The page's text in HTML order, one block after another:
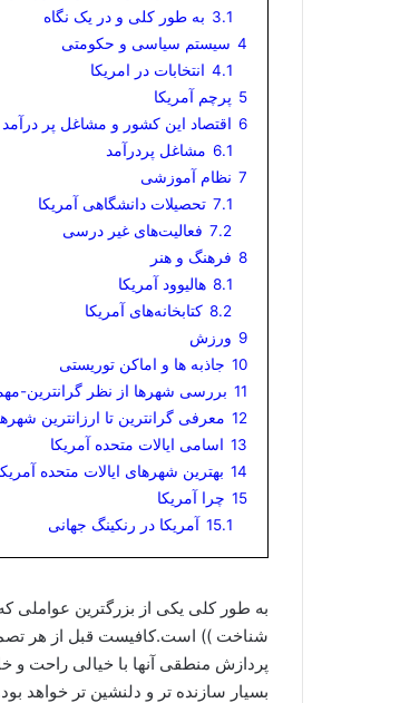
3.1 به طور کلی و در یک نگاه
4 سیستم سیاسی و حکومتی
4.1 انتخابات در امریکا
5 پرچم آمریکا
6 اقتصاد این کشور و مشاغل پر درآمد
6.1 مشاغل پردرآمد
7 نظام آموزشی
7.1 تحصیلات دانشگاهی آمریکا
7.2 فعالیت‌های غیر درسی
8 فرهنگ و هنر
8.1 هالیوود آمریکا
8.2 کتابخانه‌های آمریکا
9 ورزش
10 جاذبه ها و اماکن توریستی
11 بررسی شهرها از نظر گرانترین-
12 معرفی گرانترین تا ارزانترین
13 اسامی ایالات متحده آمریکا
14 بهترین شهرهای ایالات متحده
15 چرا آمریکا
15.1 آمریکا در رنکینگ جهانی
به طور کلی یکی از بزرگترین
شناخت )) است.کافیست قبل از هر
پردازش منطقی آنها با خیالی راحت
بسیار سازنده تر و دلنشین تر خواهد